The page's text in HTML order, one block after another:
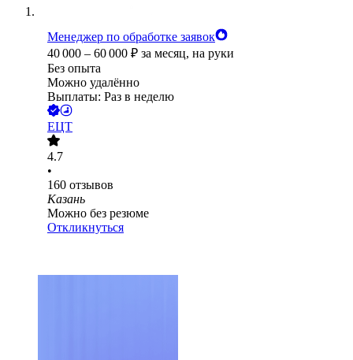
Менеджер по обработке заявок
40 000 – 60 000 ₽ за месяц, на руки
Без опыта
Можно удалённо
Выплаты: Раз в неделю
ЕЦТ
4.7
•
160 отзывов
Казань
Можно без резюме
Откликнуться